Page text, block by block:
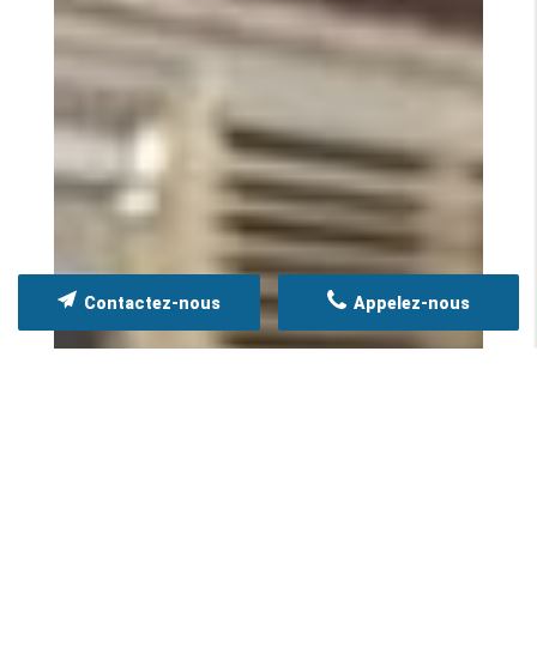
Appelez-nous
Contactez-nous